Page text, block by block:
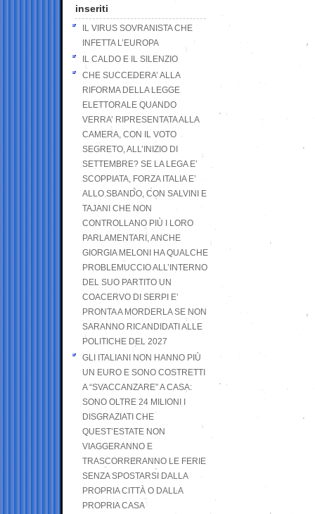
inseriti
IL VIRUS SOVRANISTA CHE
INFETTA L’EUROPA
IL CALDO E IL SILENZIO
CHE SUCCEDERA’ ALLA
RIFORMA DELLA LEGGE
ELETTORALE QUANDO
VERRA’ RIPRESENTATA ALLA
CAMERA, CON IL VOTO
SEGRETO, ALL’INIZIO DI
SETTEMBRE? SE LA LEGA E’
SCOPPIATA, FORZA ITALIA E’
ALLO SBANDO, CON SALVINI E
TAJANI CHE NON
CONTROLLANO PIÙ I LORO
PARLAMENTARI, ANCHE
GIORGIA MELONI HA QUALCHE
PROBLEMUCCIO ALL’INTERNO
DEL SUO PARTITO UN
COACERVO DI SERPI E’
PRONTA A MORDERLA SE NON
SARANNO RICANDIDATI ALLE
POLITICHE DEL 2027
GLI ITALIANI NON HANNO PIÙ
UN EURO E SONO COSTRETTI
A “SVACCANZARE” A CASA:
SONO OLTRE 24 MILIONI I
DISGRAZIATI CHE
QUEST’ESTATE NON
VIAGGERANNO E
TRASCORRERANNO LE FERIE
SENZA SPOSTARSI DALLA
PROPRIA CITTÀ O DALLA
PROPRIA CASA